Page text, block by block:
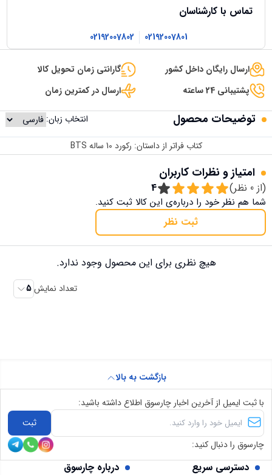
تماس با کارشناسان
02192007801
02192007802
ارسال رایگان داخل کشور
گارانتی زمان تحویل کالا
پشتیبانی 24 ساعته
ارسال در کمترین زمان
توضیحات محصول
انتخاب زبان:
کتاب فراتر از داستان: رکورد 10 ساله BTS
امتیاز و نظرات کاربران
(از 0 نظر) 4
شما هم نظر خود را درباره‌ی این کالا ثبت کنید.
ثبت نظر
هیچ نظری برای این محصول وجود ندارد.
تعداد نمایش 5
دسترسی سریع درباره چارسوق
بازگشت به بالا
با ثبت ایمیل از آخرین اخبار چارسوق اطلاع داشته باشید:
ثبت
چارسوق را دنبال کنید: